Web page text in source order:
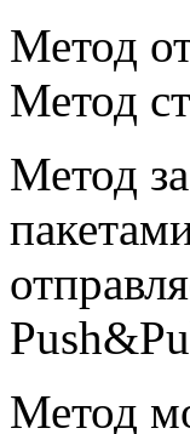
Метод
Метод
Метод
Метод